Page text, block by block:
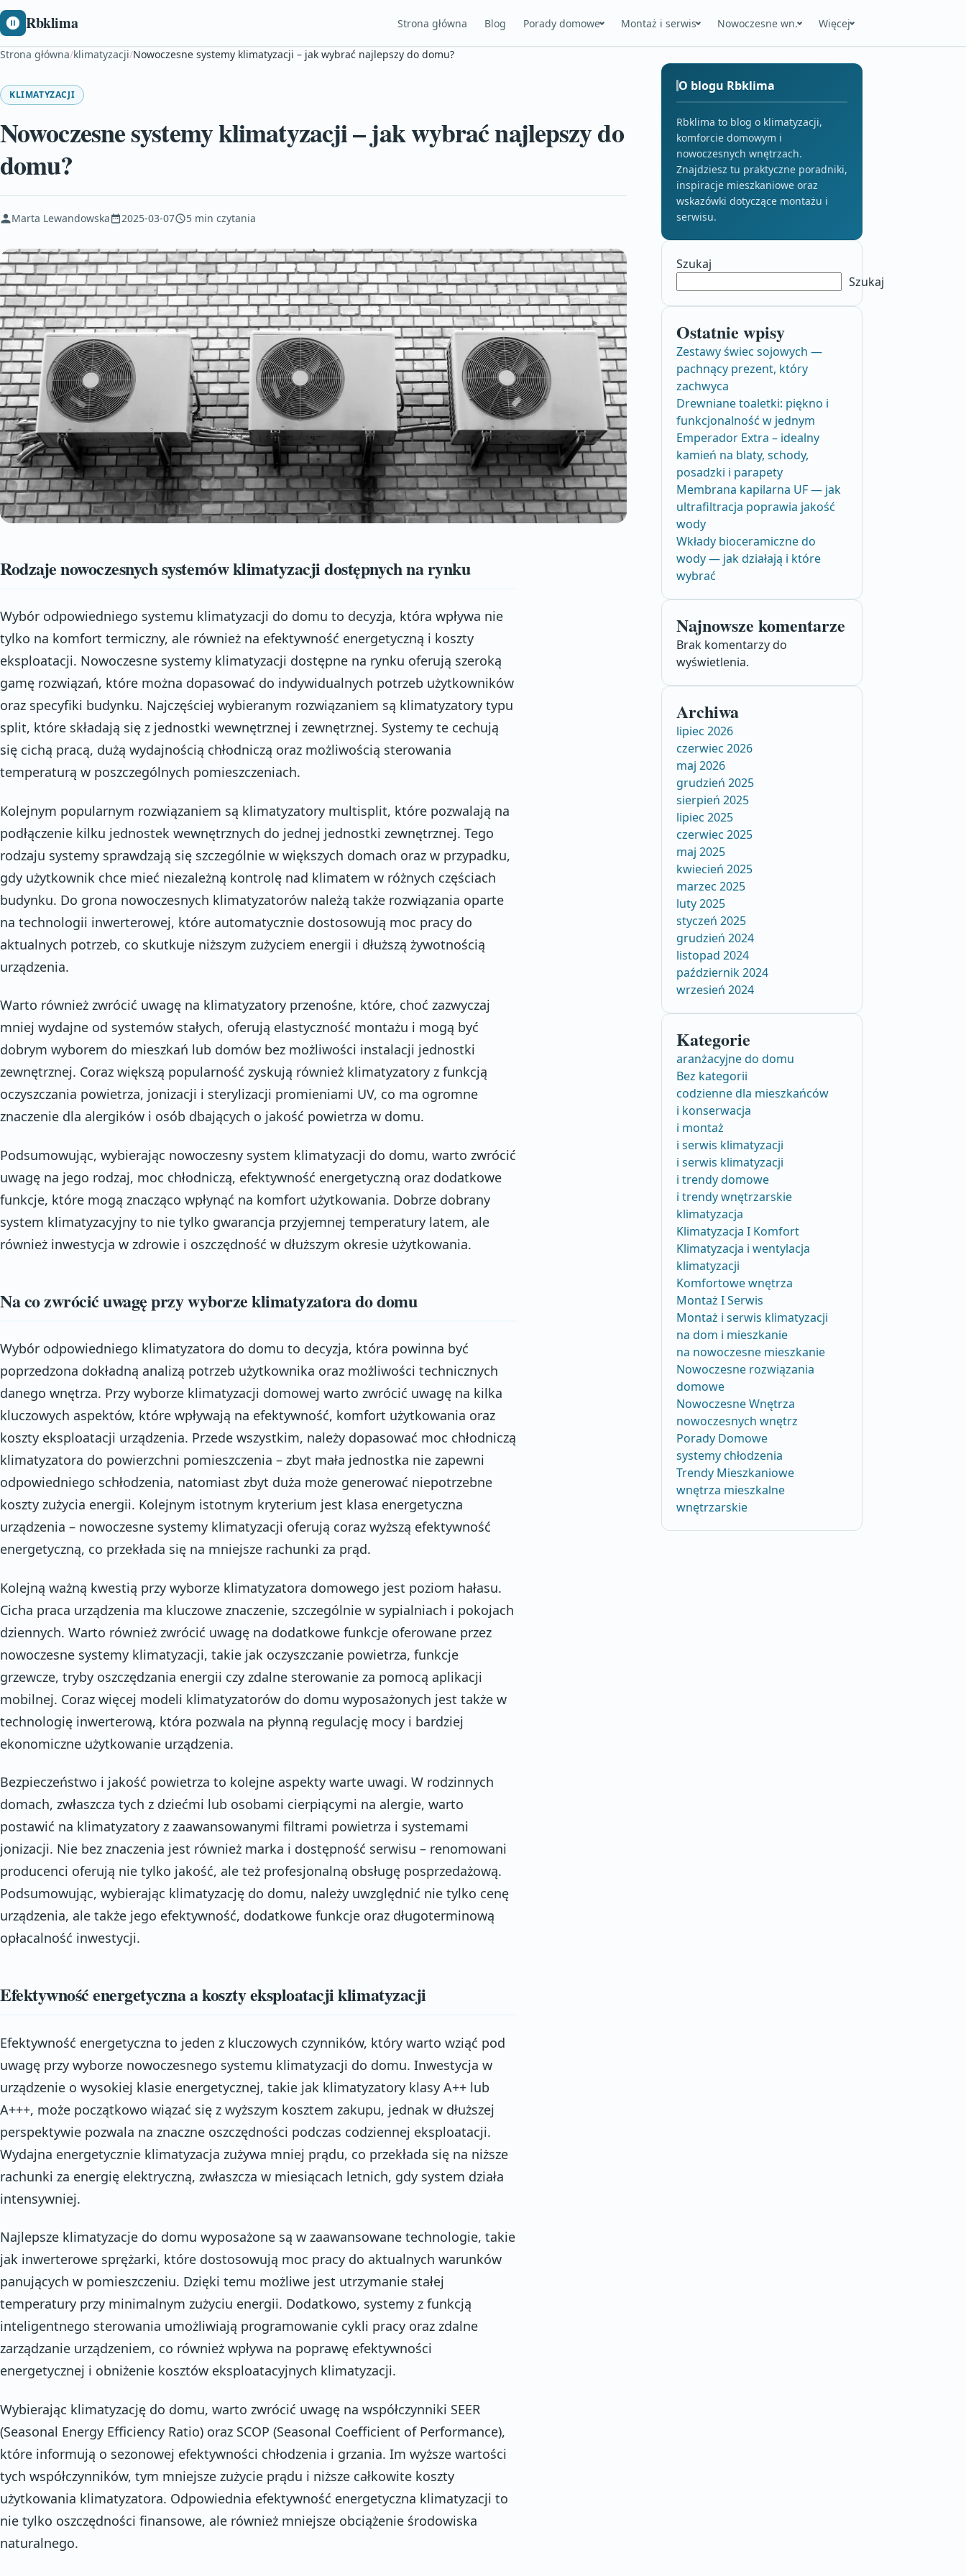
Rbklima Strona główna Blog Porady domowe Montaż i serwis Nowoczesne wn. Więcej
Strona główna/klimatyzacji/Nowoczesne systemy klimatyzacji – jak wybrać najlepszy do domu?
KLIMATYZACJI
Nowoczesne systemy klimatyzacji – jak wybrać najlepszy do
domu?
Marta Lewandowska 2025-03-07 5 min czytania
Rodzaje nowoczesnych systemów klimatyzacji dostępnych na rynku
Wybór odpowiedniego systemu klimatyzacji do domu to decyzja, która wpływa nie
tylko na komfort termiczny, ale również na efektywność energetyczną i koszty
eksploatacji. Nowoczesne systemy klimatyzacji dostępne na rynku oferują szeroką
gamę rozwiązań, które można dopasować do indywidualnych potrzeb użytkowników
oraz specyfiki budynku. Najczęściej wybieranym rozwiązaniem są klimatyzatory typu
split, które składają się z jednostki wewnętrznej i zewnętrznej. Systemy te cechują
się cichą pracą, dużą wydajnością chłodniczą oraz możliwością sterowania
temperaturą w poszczególnych pomieszczeniach.
Kolejnym popularnym rozwiązaniem są klimatyzatory multisplit, które pozwalają na
podłączenie kilku jednostek wewnętrznych do jednej jednostki zewnętrznej. Tego
rodzaju systemy sprawdzają się szczególnie w większych domach oraz w przypadku,
gdy użytkownik chce mieć niezależną kontrolę nad klimatem w różnych częściach
budynku. Do grona nowoczesnych klimatyzatorów należą także rozwiązania oparte
na technologii inwerterowej, które automatycznie dostosowują moc pracy do
aktualnych potrzeb, co skutkuje niższym zużyciem energii i dłuższą żywotnością
urządzenia.
Warto również zwrócić uwagę na klimatyzatory przenośne, które, choć zazwyczaj
mniej wydajne od systemów stałych, oferują elastyczność montażu i mogą być
dobrym wyborem do mieszkań lub domów bez możliwości instalacji jednostki
zewnętrznej. Coraz większą popularność zyskują również klimatyzatory z funkcją
oczyszczania powietrza, jonizacji i sterylizacji promieniami UV, co ma ogromne
znaczenie dla alergików i osób dbających o jakość powietrza w domu.
Podsumowując, wybierając nowoczesny system klimatyzacji do domu, warto zwrócić
uwagę na jego rodzaj, moc chłodniczą, efektywność energetyczną oraz dodatkowe
funkcje, które mogą znacząco wpłynąć na komfort użytkowania. Dobrze dobrany
system klimatyzacyjny to nie tylko gwarancja przyjemnej temperatury latem, ale
również inwestycja w zdrowie i oszczędność w dłuższym okresie użytkowania.
Na co zwrócić uwagę przy wyborze klimatyzatora do domu
Wybór odpowiedniego klimatyzatora do domu to decyzja, która powinna być
poprzedzona dokładną analizą potrzeb użytkownika oraz możliwości technicznych
danego wnętrza. Przy wyborze klimatyzacji domowej warto zwrócić uwagę na kilka
kluczowych aspektów, które wpływają na efektywność, komfort użytkowania oraz
koszty eksploatacji urządzenia. Przede wszystkim, należy dopasować moc chłodniczą
klimatyzatora do powierzchni pomieszczenia – zbyt mała jednostka nie zapewni
odpowiedniego schłodzenia, natomiast zbyt duża może generować niepotrzebne
koszty zużycia energii. Kolejnym istotnym kryterium jest klasa energetyczna
urządzenia – nowoczesne systemy klimatyzacji oferują coraz wyższą efektywność
energetyczną, co przekłada się na mniejsze rachunki za prąd.
Kolejną ważną kwestią przy wyborze klimatyzatora domowego jest poziom hałasu.
Cicha praca urządzenia ma kluczowe znaczenie, szczególnie w sypialniach i pokojach
dziennych. Warto również zwrócić uwagę na dodatkowe funkcje oferowane przez
nowoczesne systemy klimatyzacji, takie jak oczyszczanie powietrza, funkcje
grzewcze, tryby oszczędzania energii czy zdalne sterowanie za pomocą aplikacji
mobilnej. Coraz więcej modeli klimatyzatorów do domu wyposażonych jest także w
technologię inwerterową, która pozwala na płynną regulację mocy i bardziej
ekonomiczne użytkowanie urządzenia.
Bezpieczeństwo i jakość powietrza to kolejne aspekty warte uwagi. W rodzinnych
domach, zwłaszcza tych z dziećmi lub osobami cierpiącymi na alergie, warto
postawić na klimatyzatory z zaawansowanymi filtrami powietrza i systemami
jonizacji. Nie bez znaczenia jest również marka i dostępność serwisu – renomowani
producenci oferują nie tylko jakość, ale też profesjonalną obsługę posprzedażową.
Podsumowując, wybierając klimatyzację do domu, należy uwzględnić nie tylko cenę
urządzenia, ale także jego efektywność, dodatkowe funkcje oraz długoterminową
opłacalność inwestycji.
Efektywność energetyczna a koszty eksploatacji klimatyzacji
Efektywność energetyczna to jeden z kluczowych czynników, który warto wziąć pod
uwagę przy wyborze nowoczesnego systemu klimatyzacji do domu. Inwestycja w
urządzenie o wysokiej klasie energetycznej, takie jak klimatyzatory klasy A++ lub
A+++, może początkowo wiązać się z wyższym kosztem zakupu, jednak w dłuższej
perspektywie pozwala na znaczne oszczędności podczas codziennej eksploatacji.
Wydajna energetycznie klimatyzacja zużywa mniej prądu, co przekłada się na niższe
rachunki za energię elektryczną, zwłaszcza w miesiącach letnich, gdy system działa
intensywniej.
Najlepsze klimatyzacje do domu wyposażone są w zaawansowane technologie, takie
jak inwerterowe sprężarki, które dostosowują moc pracy do aktualnych warunków
panujących w pomieszczeniu. Dzięki temu możliwe jest utrzymanie stałej
temperatury przy minimalnym zużyciu energii. Dodatkowo, systemy z funkcją
inteligentnego sterowania umożliwiają programowanie cykli pracy oraz zdalne
zarządzanie urządzeniem, co również wpływa na poprawę efektywności
energetycznej i obniżenie kosztów eksploatacyjnych klimatyzacji.
Wybierając klimatyzację do domu, warto zwrócić uwagę na współczynniki SEER
(Seasonal Energy Efficiency Ratio) oraz SCOP (Seasonal Coefficient of Performance),
które informują o sezonowej efektywności chłodzenia i grzania. Im wyższe wartości
tych współczynników, tym mniejsze zużycie prądu i niższe całkowite koszty
użytkowania klimatyzatora. Odpowiednia efektywność energetyczna klimatyzacji to
nie tylko oszczędności finansowe, ale również mniejsze obciążenie środowiska
naturalnego.
O blogu Rbklima
Rbklima to blog o klimatyzacji,
komforcie domowym i
nowoczesnych wnętrzach.
Znajdziesz tu praktyczne poradniki,
inspiracje mieszkaniowe oraz
wskazówki dotyczące montażu i
serwisu.
Szukaj
Szukaj
Ostatnie wpisy
Zestawy świec sojowych —
pachnący prezent, który
zachwyca
Drewniane toaletki: piękno i
funkcjonalność w jednym
Emperador Extra – idealny
kamień na blaty, schody,
posadzki i parapety
Membrana kapilarna UF — jak
ultrafiltracja poprawia jakość
wody
Wkłady bioceramiczne do
wody — jak działają i które
wybrać
Najnowsze komentarze
Brak komentarzy do
wyświetlenia.
Archiwa
lipiec 2026
czerwiec 2026
maj 2026
grudzień 2025
sierpień 2025
lipiec 2025
czerwiec 2025
maj 2025
kwiecień 2025
marzec 2025
luty 2025
styczeń 2025
grudzień 2024
listopad 2024
październik 2024
wrzesień 2024
Kategorie
aranżacyjne do domu
Bez kategorii
codzienne dla mieszkańców
i konserwacja
i montaż
i serwis klimatyzacji
i serwis klimatyzacji
i trendy domowe
i trendy wnętrzarskie
klimatyzacja
Klimatyzacja I Komfort
Klimatyzacja i wentylacja
klimatyzacji
Komfortowe wnętrza
Montaż I Serwis
Montaż i serwis klimatyzacji
na dom i mieszkanie
na nowoczesne mieszkanie
Nowoczesne rozwiązania
domowe
Nowoczesne Wnętrza
nowoczesnych wnętrz
Porady Domowe
systemy chłodzenia
Trendy Mieszkaniowe
wnętrza mieszkalne
wnętrzarskie